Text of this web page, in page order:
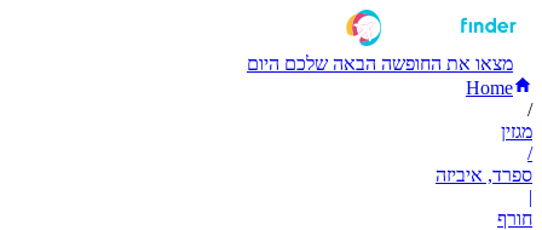
מצאו את החופשה הבאה שלכם היום
Home
/
מגזין
/
ספרד, איביזה
|
חורף